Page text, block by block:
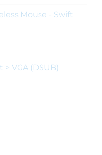
Mouse - Swift
VGA (DSUB)